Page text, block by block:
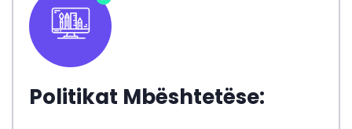
Politikat Mbështetëse: